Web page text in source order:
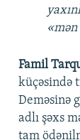
Famil
küçəsində
Deməsinə
adlı şəxs
tam